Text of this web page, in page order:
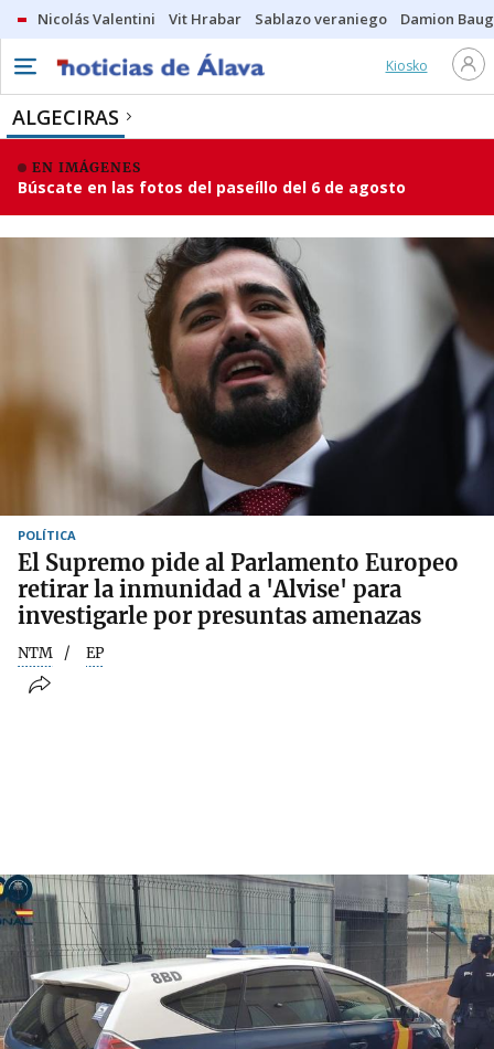
Nicolás Valentini Vit Hrabar Sablazo veraniego Damion
Kiosko
ALGECIRAS
EN IMÁGENES
Búscate en las fotos del paseíllo del 6 de agosto
POLÍTICA
El Supremo pide al Parlamento Europeo
retirar la inmunidad a 'Alvise' para
investigarle por presuntas amenazas
NTM EP